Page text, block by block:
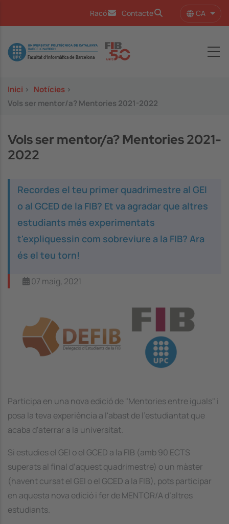
Racó Contacte CA
Image
Inici > Notícies >
Vols ser mentor/a? Mentories 2021-2022
Vols ser mentor/a? Mentories 2021-
2022
Recordes el teu primer quadrimestre al GEI
o al GCED de la FIB? Et va agradar que altres
estudiants més experimentats
t'expliquessin com sobreviure a la FIB? Ara
és el teu torn!
07 maig, 2021
Participa en una nova edició de "Mentories entre iguals" i
posa la teva experiència a l'abast de l’estudiantat que
acaba d'aterrar a la universitat.
Si estudies el GEI o el GCED a la FIB (amb 90 ECTS
superats al final d’aquest quadrimestre) o un màster
(havent cursat el GEI o el GCED a la FIB), pots participar
en aquesta nova edició i fer de MENTOR/A d’altres
estudiants.